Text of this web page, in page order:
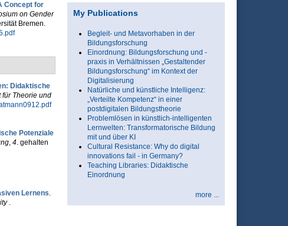
Concept for
on Gender
Bremen.
Didaktische
Theorie und
Potenziale
, 4. gehalten
Lernens.
.
My Publications
Begleit- und Metavorhaben in der
Bildungsforschung
Einordnung: Bildungsforschung und -
praxis in Verhältnissen „Gestaltender
Bildungsforschung“ im Kontext der
Digitalisierung
Natürliche und künstliche Intelligenz:
„Verteilte Kompetenz“ in einer
postdigitalen Bildungstheorie
Problemlösen in künstlich-intelligenten
Lernwelten: Transformatorische Bildung
mit und über KI
Cultural Resistance: Why do digital
innovations fail - in Germany?
Teaching Libraries: Didaktische
Einordnung
more ...